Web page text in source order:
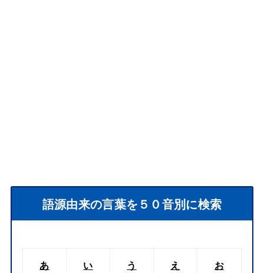
語源由来の言葉を５０音別に検索
あ い う え お